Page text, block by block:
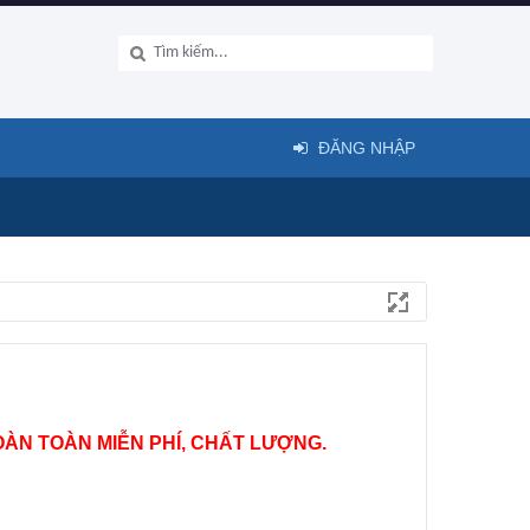
TOÀN MIỄN PHÍ, CHẤT LƯỢNG.
ĐĂNG NHẬP